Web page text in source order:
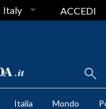
Italy ACCEDI
Italia Mondo